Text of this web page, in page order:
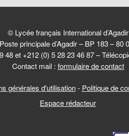
© Lycée français International d’Agadir
principale d’Agadir – BP 183 –
48 et +212 (0) 5 28 23 46 87 –
Contact mail : formulaire de contact
générales d'utilisation- Politique de
Espace rédacteur